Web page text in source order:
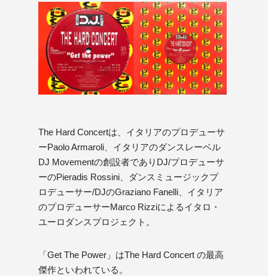
The Hard Concertは、イタリアのプロデューサ
ーPaolo Armaroli、イタリアのダンスレーベル
DJ Movementの創設者でありDJ/プロデューサ
ーのPieradis Rossini、ダンスミュージックプ
ロデューサー/DJのGraziano Fanelli、イタリア
のプロデューサーMarco Rizziによるイタロ・
ユーロダンスプロジェクト。
「Get The Power」はThe Hard Concert の最高
傑作といわれている。